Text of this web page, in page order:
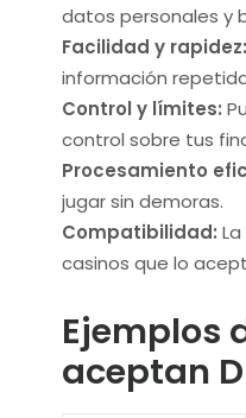
datos personales y
Facilidad y rapidez:
información
Control y límites:
control sobre tus
Procesamiento
jugar sin demoras.
Compatibilidad:
casinos que lo
Ejemplos
aceptan